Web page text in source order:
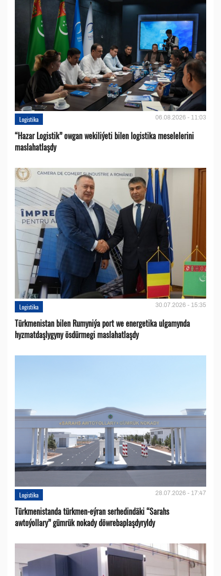
Logistika 06.08.2026 - 11:03
“Hazar Logistik” owgan wekiliýeti bilen logistika meselelerini
maslahatlaşdy
Logistika 30.07.2026 - 15:35
Türkmenistan bilen Rumyniýa port we energetika ulgamynda
hyzmatdaşlygyny ösdürmegi maslahatlaşdy
Logistika 28.07.2026 - 17:47
Türkmenistanda türkmen-eýran serhedindäki “Sarahs
awtoýollary” gümrük nokady döwrebaplaşdyryldy